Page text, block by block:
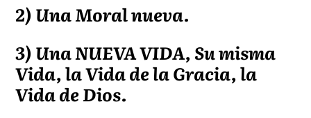
2) Una Moral nueva.
3) Una NUEVA VIDA, Su misma
Vida, la Vida de la Gracia, la
Vida de Dios.